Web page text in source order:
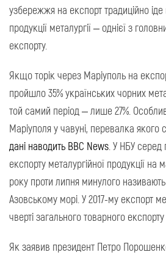
узбережжя на експорт традиційно
продукції металургії – однієї з
експорту.
Якщо торік через Маріуполь на
пройшло 35% українських чорних
той самий період – лише 27%.
Маріуполя у чавуні, перевалка якого
дані наводить ВВС News . У НБУ
експорту металургійної продукції на
року проти липня минулого
Азовському морі. У 2017-му експорт
чверті загального товарного експорту
Як заявив президент Петро